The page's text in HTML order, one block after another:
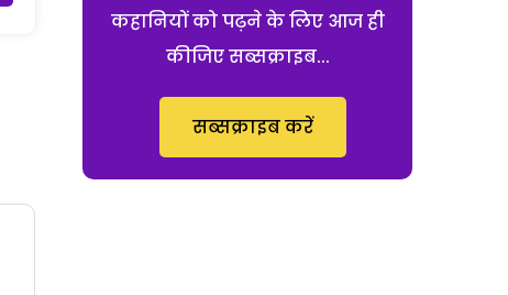
कहानियों को पढ़ने के लिए आज ही
कीजिए सब्सक्राइब...
सब्सक्राइब करें